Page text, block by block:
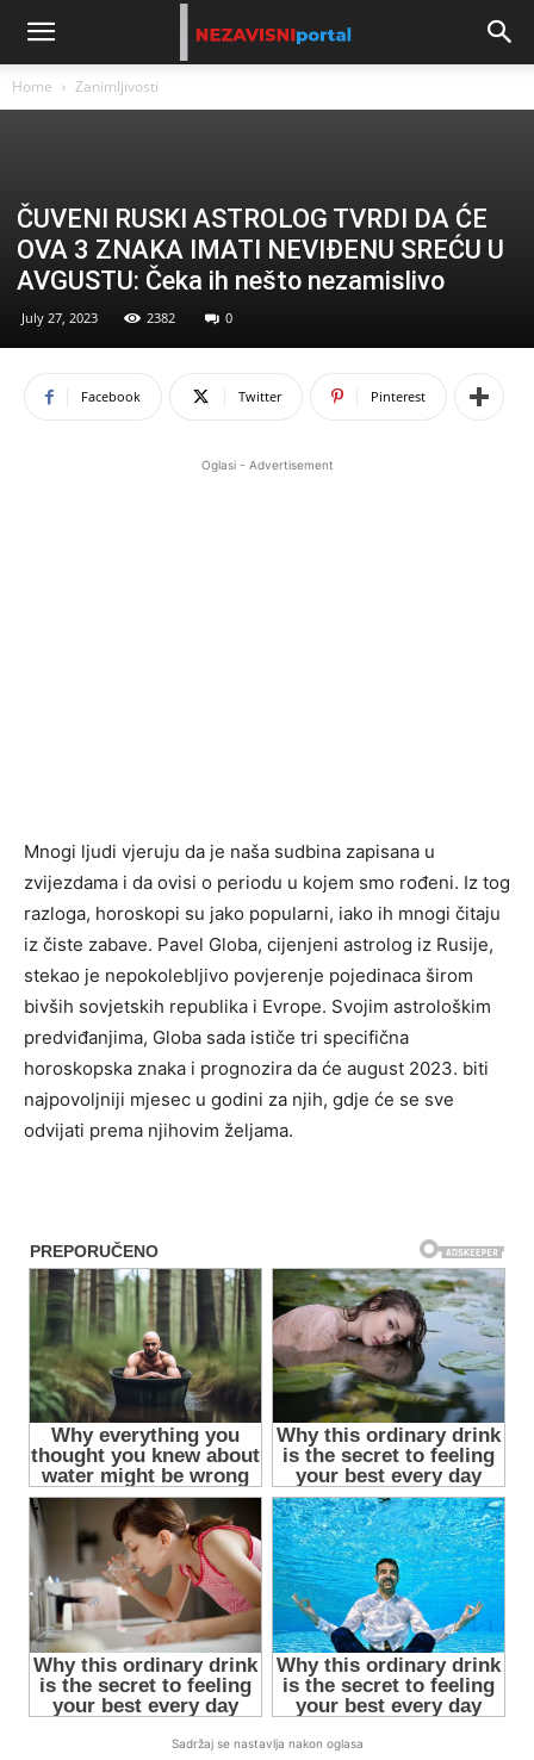
Home Zanimljivosti
ČUVENI RUSKI ASTROLOG TVRDI DA ĆE
OVA 3 ZNAKA IMATI NEVIĐENU SREĆU U
AVGUSTU: Čeka ih nešto nezamislivo
July 27, 2023 2382 0
Facebook Twitter Pinterest
Oglasi - Advertisement
Mnogi ljudi vjeruju da je naša sudbina zapisana u
zvijezdama i da ovisi o periodu u kojem smo rođeni. Iz tog
razloga, horoskopi su jako popularni, iako ih mnogi čitaju
iz čiste zabave. Pavel Globa, cijenjeni astrolog iz Rusije,
stekao je nepokolebljivo povjerenje pojedinaca širom
bivših sovjetskih republika i Evrope. Svojim astrološkim
predviđanjima, Globa sada ističe tri specifična
horoskopska znaka i prognozira da će august 2023. biti
najpovoljniji mjesec u godini za njih, gdje će se sve
odvijati prema njihovim željama.
Sadržaj se nastavlja nakon oglasa